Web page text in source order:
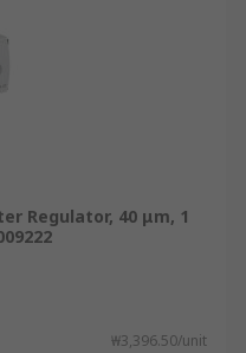
Regulator, 40 μm, 1
₩3,396.50/unit